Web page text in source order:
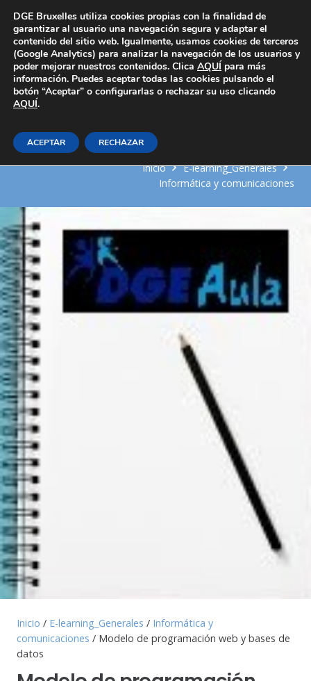
Área Privada
Modelo de programación web y
bases de datos
Inicio
E-learning_Generales
Informática y comunicaciones
Inicio / E-learning_Generales / Informática y
comunicaciones / Modelo de programación web y bases de
datos
DGE Bruxelles utiliza cookies propias con la finalidad de
garantizar al usuario una navegación segura y adaptar el
contenido del sitio web. Igualmente, usamos cookies de terceros
(Google Analytics) para analizar la navegación de los usuarios y
poder mejorar nuestros contenidos. Clica AQUÍ para más
información. Puedes aceptar todas las cookies pulsando el
botón “Aceptar” o configurarlas o rechazar su uso clicando
AQUÍ.
ACEPTAR RECHAZAR